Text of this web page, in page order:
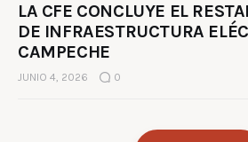
LA CFE CONCLUYE EL
DE INFRAESTRUCTURA
CAMPECHE
JUNIO 4, 2026 0